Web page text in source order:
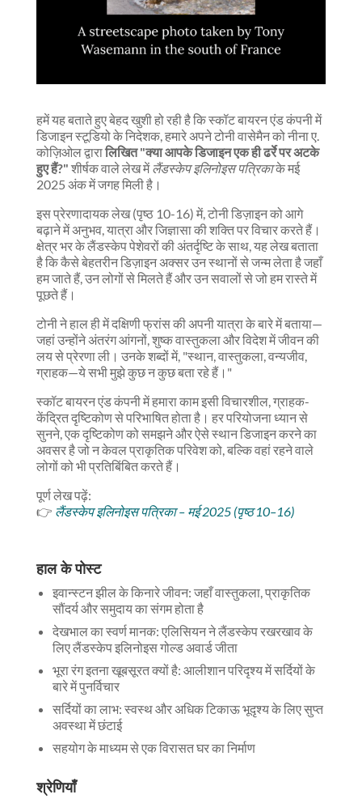
हमें यह बताते हुए बेहद खुशी हो रही है कि स्कॉट बायरन एंड कंपनी में
डिजाइन स्टूडियो के निदेशक, हमारे अपने टोनी वासेमैन को नीना ए.
कोज़िओल द्वारालिखित "क्या आपके डिजाइन एक ही ढर्रे पर अटके
हुए हैं?" शीर्षक वाले लेख मेंलैंडस्केप इलिनोइस पत्रिकाके मई
2025 अंक में जगह मिली है।
इस प्रेरणादायक लेख (पृष्ठ 10-16) में, टोनी डिज़ाइन को आगे
बढ़ाने में अनुभव, यात्रा और जिज्ञासा की शक्ति पर विचार करते हैं।
क्षेत्र भर के लैंडस्केप पेशेवरों की अंतर्दृष्टि के साथ, यह लेख बताता
है कि कैसे बेहतरीन डिज़ाइन अक्सर उन स्थानों से जन्म लेता है जहाँ
हम जाते हैं, उन लोगों से मिलते हैं और उन सवालों से जो हम रास्ते में
पूछते हैं।
टोनी ने हाल ही में दक्षिणी फ्रांस की अपनी यात्रा के बारे में बताया—
जहां उन्होंने अंतरंग आंगनों, शुष्क वास्तुकला और विदेश में जीवन की
लय से प्रेरणा ली। उनके शब्दों में, "स्थान, वास्तुकला, वन्यजीव,
ग्राहक—ये सभी मुझे कुछ न कुछ बता रहे हैं।"
स्कॉट बायरन एंड कंपनी में हमारा काम इसी विचारशील, ग्राहक-
केंद्रित दृष्टिकोण से परिभाषित होता है। हर परियोजना ध्यान से
सुनने, एक दृष्टिकोण को समझने और ऐसे स्थान डिजाइन करने का
अवसर है जो न केवल प्राकृतिक परिवेश को, बल्कि वहां रहने वाले
लोगों को भी प्रतिबिंबित करते हैं।
पूर्ण लेख पढ़ें:
👉 लैंडस्केप इलिनोइस पत्रिका – मई 2025 (पृष्ठ 10–16)
हाल के पोस्ट
इवान्स्टन झील के किनारे जीवन: जहाँ वास्तुकला, प्राकृतिक
सौंदर्य और समुदाय का संगम होता है
देखभाल का स्वर्ण मानक: एलिसियन ने लैंडस्केप रखरखाव के
लिए लैंडस्केप इलिनोइस गोल्ड अवार्ड जीता
भूरा रंग इतना खूबसूरत क्यों है: आलीशान परिदृश्य में सर्दियों के
बारे में पुनर्विचार
सर्दियों का लाभ: स्वस्थ और अधिक टिकाऊ भूदृश्य के लिए सुप्त
अवस्था में छंटाई
सहयोग के माध्यम से एक विरासत घर का निर्माण
श्रेणियाँ